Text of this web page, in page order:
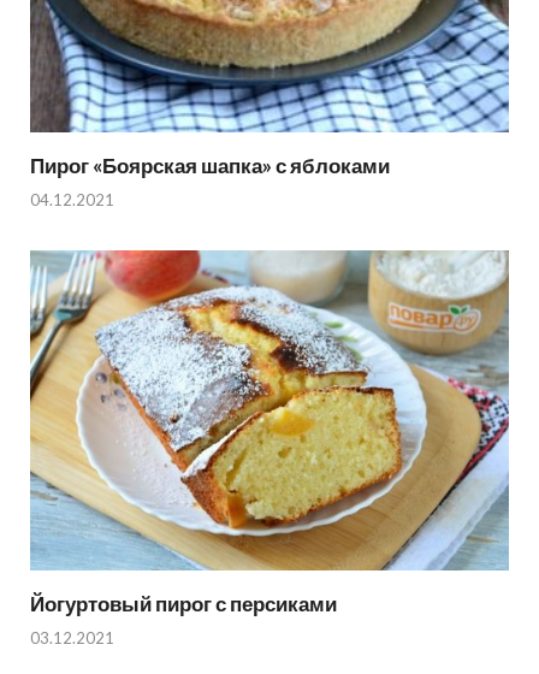
Пирог «Боярская шапка» с яблоками
04.12.2021
Йогуртовый пирог с персиками
03.12.2021